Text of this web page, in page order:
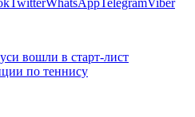
вошли в старт-лист
по теннису